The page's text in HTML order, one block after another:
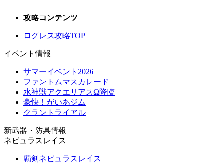
攻略コンテンツ
ログレス攻略TOP
イベント情報
サマーイベント2026
ファントムマスカレード
水神獣アクエリアスΩ降臨
豪快！がいあジム
クラントライアル
新武器・防具情報
ネビュラスレイス
覇剣ネビュラスレイス